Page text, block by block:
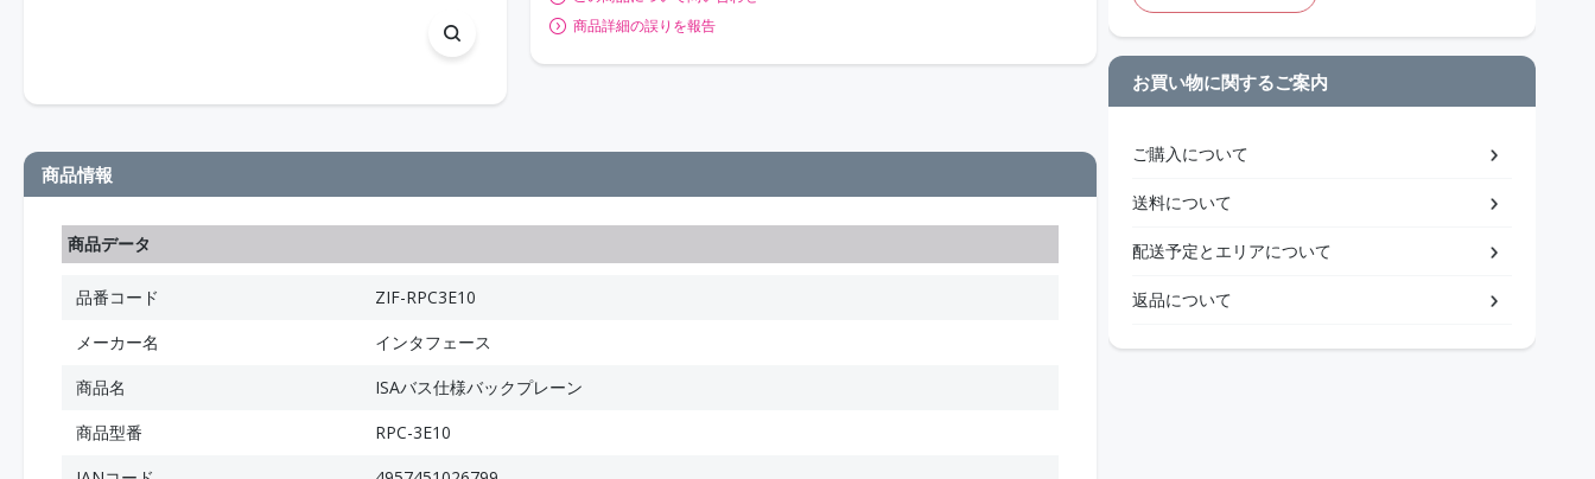
商品詳細の誤りを報告
商品情報
商品データ
品番コード
ZIF-RPC3E10
メーカー名
インタフェース
商品名
ISAバス仕様バックプレーン
商品型番
RPC-3E10
お買い物に関するご案内
ご購入について
送料について
配送予定とエリアについて
返品について